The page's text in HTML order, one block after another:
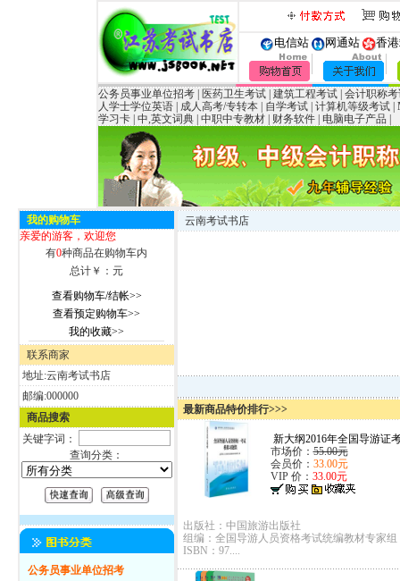
电信站 网通站 香
公务员事业单位招考 医药卫生考试 建筑工程考试 会计职称
人学士学位英语
成人高考/专转本 自学考试 计算机等级考试
学习卡 中,英文词典 中职中专教材 财务软件 电脑电子产品
我的购物车
亲爱的游客，欢迎您
有0种商品在购物车内
总计￥： 元
查看购物车/结帐>>
查看预定购物车>>
我的收藏>>
联系商家
地址:云南考试书店
邮编:000000
商品搜索
关键字词：
查询分类：
公务员事业单位招考
云南考试书店
最新商品特价排行>>>
新大纲2016年全国导游证
市场价：55.00元
会员价： 33.00元
VIP 价： 33.00元
出版社：中国旅游出版社
组编：全国导游人员资格考试统编教材专家组
ISBN：97....